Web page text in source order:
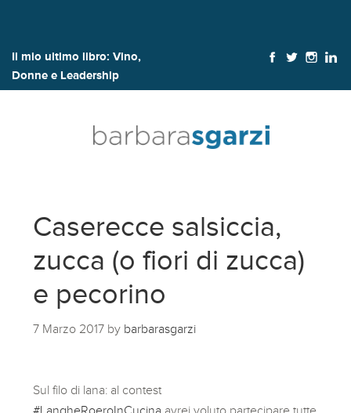
Il mio ultimo libro: Vino,
Donne e Leadership
Caserecce salsiccia,
zucca (o fiori di zucca)
e pecorino
7 Marzo 2017 by barbarasgarzi
Sul filo di lana: al contest
#LangheRoeroInCucina avrei voluto partecipare tutte